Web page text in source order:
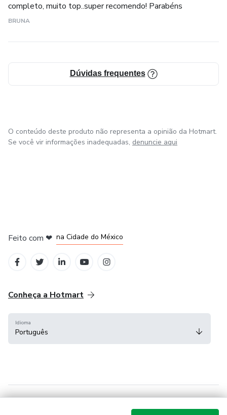
completo, muito top..super recomendo! Parabéns
BRUNA
Dúvidas frequentes
O conteúdo deste produto não representa a opinião da Hotmart.
Se você vir informações inadequadas, denuncie aqui
Feito com ❤ na Cidade do México
Conheça a Hotmart
Idioma
Português